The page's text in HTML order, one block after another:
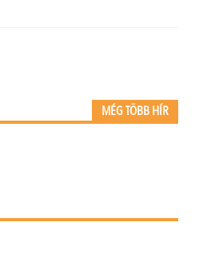
MÉG TÖBB HÍR